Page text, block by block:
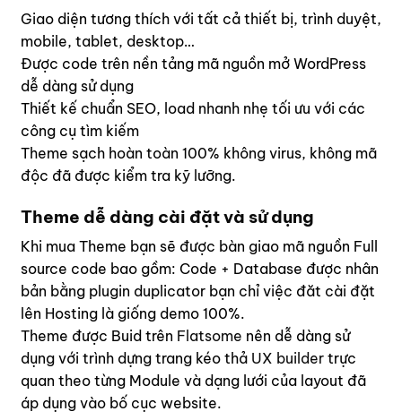
Giao diện tương thích với tất cả thiết bị, trình duyệt,
mobile, tablet, desktop…
Được code trên nền tảng mã nguồn mở WordPress
dễ dàng sử dụng
Thiết kế chuẩn SEO, load nhanh nhẹ tối ưu với các
công cụ tìm kiếm
Theme sạch hoàn toàn 100% không virus, không mã
độc đã được kiểm tra kỹ lưỡng.
Theme dễ dàng cài đặt và sử dụng
Khi mua Theme bạn sẽ được bàn giao mã nguồn Full
source code bao gồm: Code + Database được nhân
bản bằng plugin duplicator bạn chỉ việc đăt cài đặt
lên Hosting là giống demo 100%.
Theme được Buid trên Flatsome nên dễ dàng sử
dụng với trình dựng trang kéo thả UX builder trực
quan theo từng Module và dạng lưới của layout đã
áp dụng vào bố cục website.